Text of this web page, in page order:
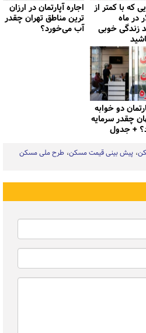
که با کمتر از
دلار در ماه
زندگی خوبی
اجاره آپارتمان در ارزان
ترین مناطق تهران چقدر
آب می‌خورد؟
دو خوابه
چقدر سرمایه
+ جدول
پیش بینی قیمت مسکن طرح ملی مسکن